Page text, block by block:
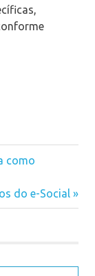
como
do e-Social